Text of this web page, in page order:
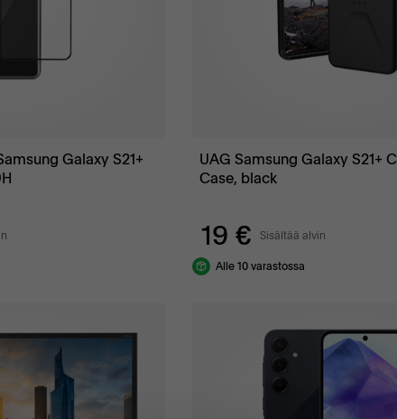
Galaxy S21+
UAG Samsung Galaxy S21+
Case, black
19 € Sisältää alvin
Alle 10 varastossa